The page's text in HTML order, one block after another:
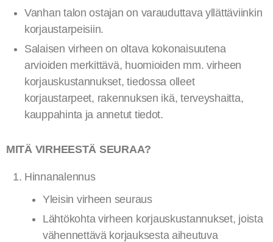
Vanhan talon ostajan on varauduttava yllättäviinkin
korjaustarpeisiin.
Salaisen virheen on oltava kokonaisuutena
arvioiden merkittävä, huomioiden mm. virheen
korjauskustannukset, tiedossa olleet
korjaustarpeet, rakennuksen ikä, terveyshaitta,
kauppahinta ja annetut tiedot.
MITÄ VIRHEESTÄ SEURAA?
Hinnanalennus
Yleisin virheen seuraus
Lähtökohta virheen korjauskustannukset, joista
vähennettävä korjauksesta aiheutuva